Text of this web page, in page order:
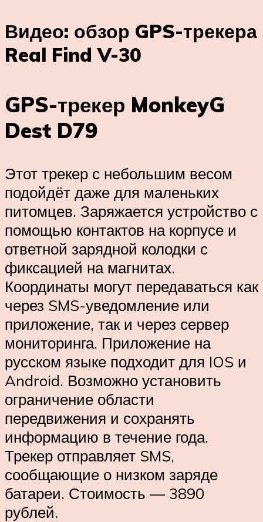
Видео: обзор GPS-трекера
Real Find V-30
GPS-трекер MonkeyG
Dest D79
Этот трекер с небольшим весом
подойдёт даже для маленьких
питомцев. Заряжается устройство с
помощью контактов на корпусе и
ответной зарядной колодки с
фиксацией на магнитах.
Координаты могут передаваться как
через SMS-уведомление или
приложение, так и через сервер
мониторинга. Приложение на
русском языке подходит для IOS и
Android. Возможно установить
ограничение области
передвижения и сохранять
информацию в течение года.
Трекер отправляет SMS,
сообщающие о низком заряде
батареи. Стоимость — 3890
рублей.